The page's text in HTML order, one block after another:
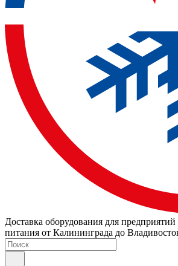
Доставка оборудования для
питания от Калининграда до